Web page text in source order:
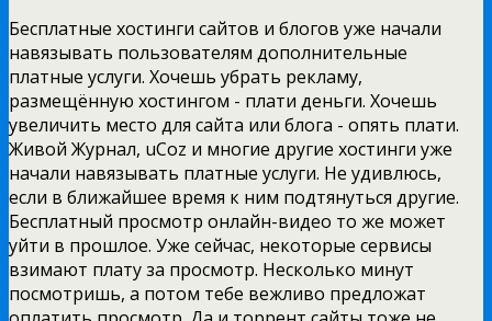
Бесплатные хостинги сайтов и блогов уже начали
навязывать пользователям дополнительные
платные услуги. Хочешь убрать рекламу,
размещённую хостингом - плати деньги. Хочешь
увеличить место для сайта или блога - опять плати.
Живой Журнал, uCoz и многие другие хостинги уже
начали навязывать платные услуги. Не удивлюсь,
если в ближайшее время к ним подтянуться другие.
Бесплатный просмотр онлайн-видео то же может
уйти в прошлое. Уже сейчас, некоторые сервисы
взимают плату за просмотр. Несколько минут
посмотришь, а потом тебе вежливо предложат